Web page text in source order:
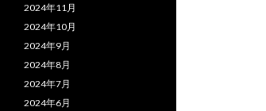
2024年11月
2024年10月
2024年9月
2024年8月
2024年7月
2024年6月